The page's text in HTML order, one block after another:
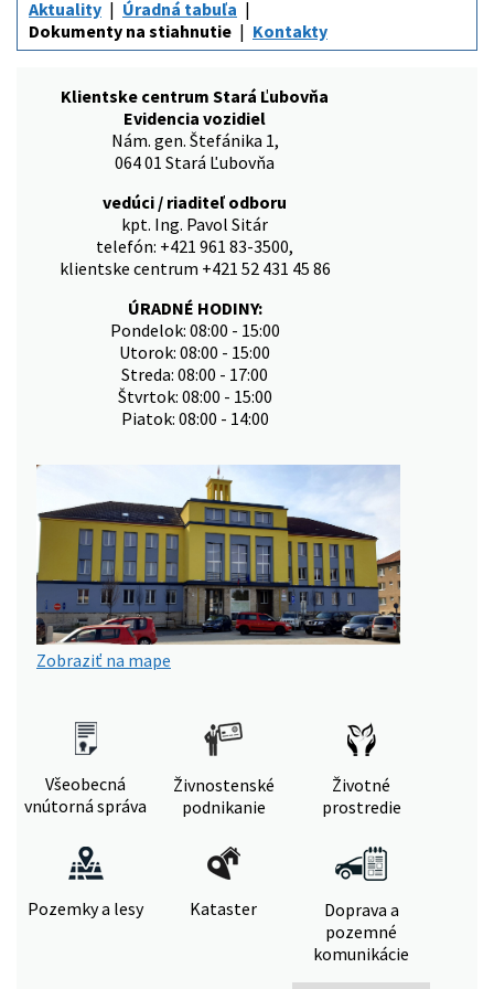
Aktuality
Úradná tabuľa
Dokumenty na stiahnutie
Kontakty
Klientske centrum Stará Ľubovňa
Evidencia vozidiel
Nám. gen. Štefánika 1,
064 01 Stará Ľubovňa
vedúci / riaditeľ odboru
kpt. Ing. Pavol Sitár
telefón: +421 961 83-3500,
klientske centrum +421 52 431 45 86
ÚRADNÉ HODINY:
Pondelok: 08:00 - 15:00
Utorok: 08:00 - 15:00
Streda: 08:00 - 17:00
Štvrtok: 08:00 - 15:00
Piatok: 08:00 - 14:00
Zobraziť na mape
Všeobecná
vnútorná správa
Živnostenské
podnikanie
Životné
prostredie
Pozemky a lesy Kataster
Doprava a
pozemné
komunikácie